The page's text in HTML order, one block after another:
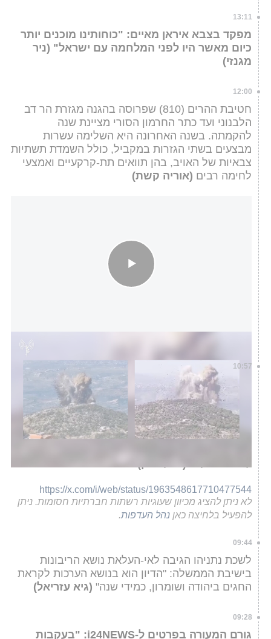
13:11
מפקד בצבא איראן מאיים: "כוחותינו מוכנים יותר
כיום מאשר היו לפני המלחמה עם ישראל" (ניר
מגנזי)
12:00
חטיבת ההרים (810) שפרוסה בהגנה מגזרת הר דב
הלבנוני ועד כתר החרמון הסורי מציינת שנה
להקמתה. בשנה האחרונה היא השלימה עשרות
מבצעים בשתי הגזרות במקביל, כולל השמדת תשתיות
צבאיות של האויב, בהן תוואים תת-קרקעיים ואמצעי
לחימה רבים (אוריה קשת)
10:57
דובר צה״ל בערבית, אביחי אדרעי, מפרסם ברשת
X: צה”ל חושף תמונות שמציגות את כמות המזון
הגדולה שהייתה ברשות מפקד חטיבת רפיח,
מוחמד שבאנה, שנהרג יחד עם מוחמד אל-סנוואר
מתחת לבית החולים האירופי בחודש מאי האחרון.
https://x.com/i/web/status/1963548617710477544
לא ניתן להציג מכיוון שעוגיות רשתות חברתיות חסומות. ניתן
להפעיל בלחיצה כאן נהל העדפות.
09:44
לשכת נתניהו הגיבה לאי-העלאת נושא הריבונות
בישיבת הממשלה: "הדיון הוא בנושא הערכות לקראת
החגים ביהודה ושומרון, כמידי שנה" (גיא עזריאל)
09:28
גורם המעורה בפרטים ל-i24NEWS: "בעקבות